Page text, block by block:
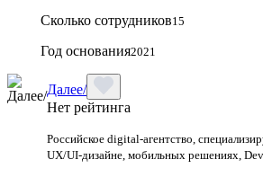
Сколько сотрудников15
Год основания2021
Далее/
Нет рейтинга
Российское digital-агентство,
UX/UI-дизайне, мобильных решениях,